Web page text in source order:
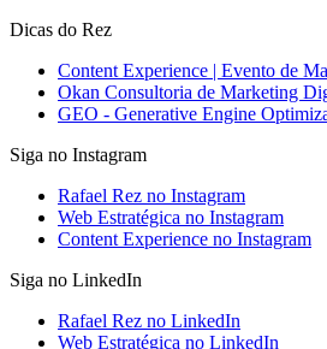
Dicas do Rez
Content Experience | Evento de
Okan Consultoria de Marketing
GEO - Generative Engine
Siga no Instagram
Rafael Rez no Instagram
Web Estratégica no Instagram
Content Experience no Instagram
Siga no LinkedIn
Rafael Rez no LinkedIn
Web Estratégica no LinkedIn